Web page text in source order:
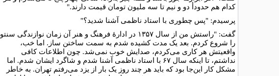
کدام هم حدودأ دو و نیم تا سه ملیون تومان قیمت دارند."
پرسیدم: "پس چطوری با استاد ناظمی آشنا شدید؟"
گفت: "راستش من از سال ۱۳۵۷ در ادارۀ فرهنگ و هنر آن زمان نوازندگی
را شروع کردم. بعد یک مدت کشیده شدم به سمت ساختن ساز. اما خب،
واقعیتش هر کاری می‌کردم، صدایش خوب نمی‌شد. چون اطلاعات کافی
نداشتم، تا اینکه سال ۶۷ با استاد ناظمی آشنا شدم و شاگرد ایشان شدم. اما
مشکل کار این‌جا بود که باید هر چند روز یک‌ بار از یزد می‌رفتم تهران. به خاطر